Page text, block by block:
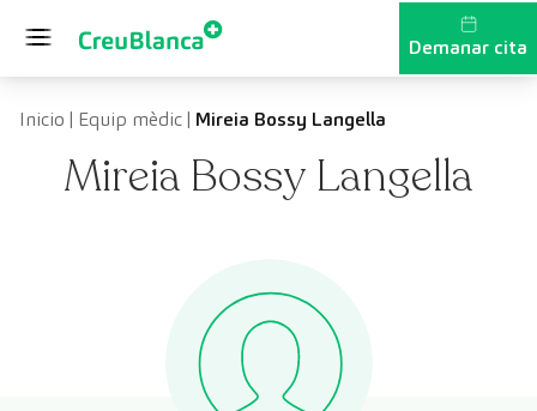
Demanar cita
Inicio | Equip mèdic| Mireia Bossy Langella
Mireia Bossy Langella